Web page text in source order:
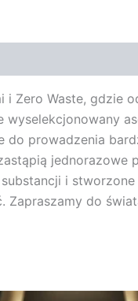
Zero Waste,
do prowadzenia
i
Zapraszamy do